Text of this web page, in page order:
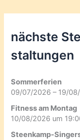
nächste
staltungen
Sommerferien
09/07/2026 – 19/
Fitness am Montag
10/08/2026 um
Steenkamp-